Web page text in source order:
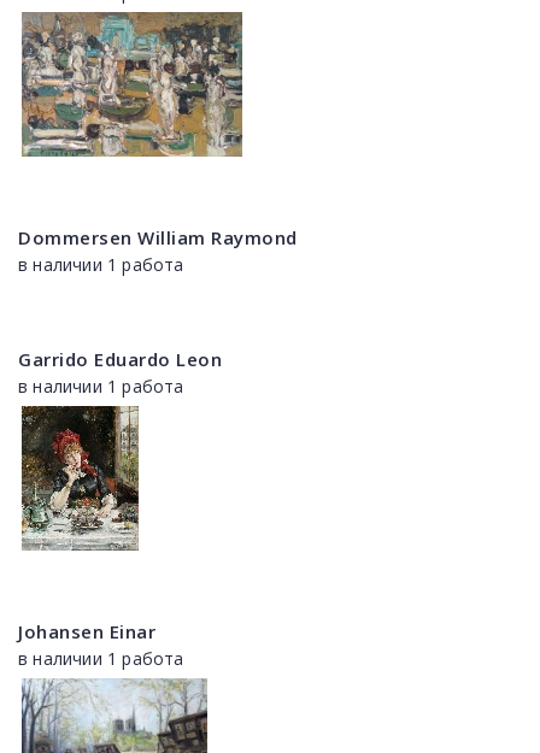
Dommersen William Raymond
в наличии 1 работа
Garrido Eduardo Leon
в наличии 1 работа
Johansen Einar
в наличии 1 работа